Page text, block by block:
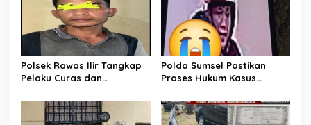
Polsek Rawas Ilir Tangkap
Pelaku Curas dan
Polda Sumsel Pastikan
Proses Hukum Kasus
Berjalan hingga
Persidangan